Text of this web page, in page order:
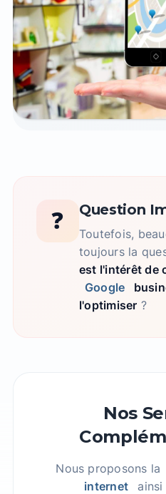
Google
❓ Question
Toutefois,
toujours la
est l'intérêt de
Google
l'optimiser ?
Nos
Nous proposons la
internet
ainsi